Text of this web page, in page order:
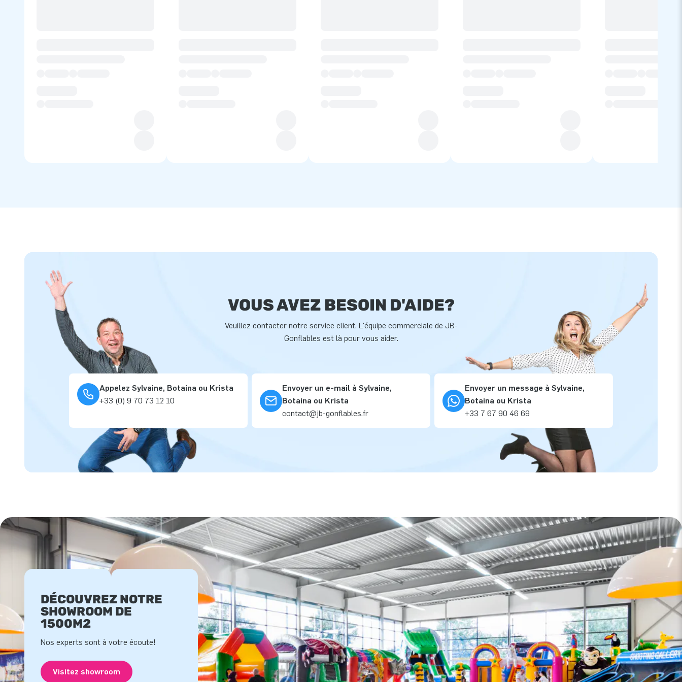
VOUS AVEZ BESOIN D'AIDE?
Veuillez contacter notre service client. L'équipe commerciale de JB-
Gonflables est là pour vous aider.
Appelez Sylvaine, Botaina ou Krista
+33 (0) 9 70 73 12 10
Envoyer un e-mail à Sylvaine,
Botaina ou Krista
contact@jb-gonflables.fr
Envoyer un message à Sylvaine,
Botaina ou Krista
+33 7 67 90 46 69
DÉCOUVREZ NOTRE
SHOWROOM DE
1500M2
Nos experts sont à votre écoute!
Visitez showroom